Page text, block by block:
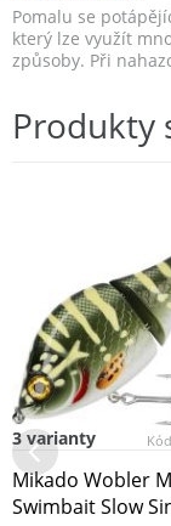
Pomalu se
který lze využít
způsoby. Při
Produkty
3 varianty
Mikado Wobler
Swimbait Slow